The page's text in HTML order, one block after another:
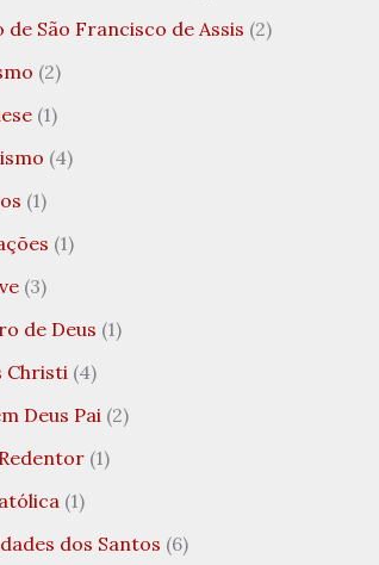
de São Francisco de Assis (2)
(2)
(1)
(4)
(1)
(1)
(3)
de Deus (1)
Christi (4)
Deus Pai (2)
(1)
(1)
dos Santos (6)